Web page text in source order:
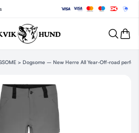
> Dogsome – New Herre All Year-Off-road